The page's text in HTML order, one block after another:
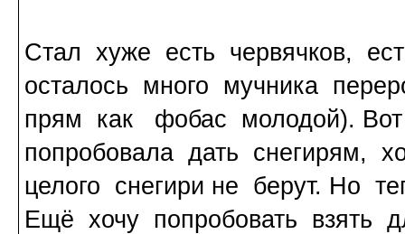
Стал хуже есть червячков,
осталось много мучника
прям как фобас молодой).
попробовала дать снегирям,
целого снегири не берут. Но
Ещё хочу попробовать взять